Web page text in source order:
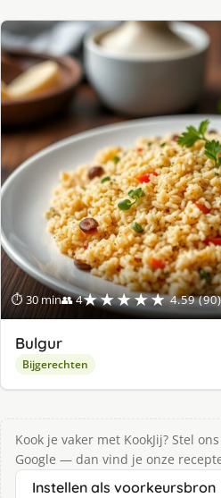
⏱ 30 min👥 4★★★★★ 4.59 (90)
Bulgur
Bijgerechten
Kook je vaker met KookJij? Stel
Google — dan vind je onze
Instellen als voorkeursbron